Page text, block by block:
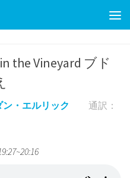
the Vineyard ブド
ン・エルリック
通訳：